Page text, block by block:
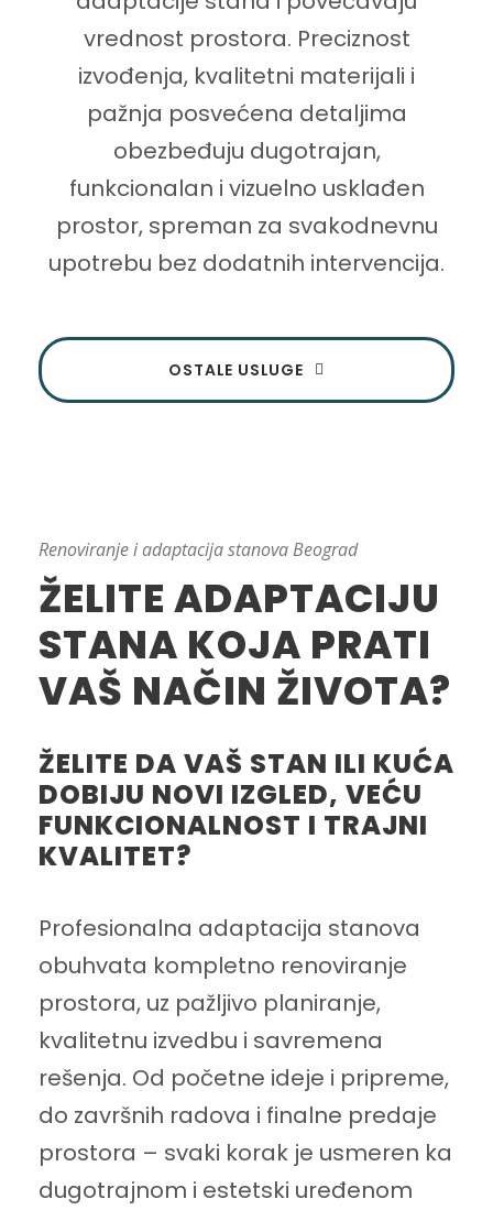
vrednost prostora. Preciznost
izvođenja, kvalitetni materijali i
pažnja posvećena detaljima
obezbeđuju dugotrajan,
funkcionalan i vizuelno usklađen
prostor, spreman za svakodnevnu
upotrebu bez dodatnih intervencija.
OSTALE USLUGE
Renoviranje i adaptacija stanova Beograd
ŽELITE ADAPTACIJU
STANA KOJA PRATI
VAŠ NAČIN ŽIVOTA?
ŽELITE DA VAŠ STAN ILI KUĆA
DOBIJU NOVI IZGLED, VEĆU
FUNKCIONALNOST I TRAJNI
KVALITET?
Profesionalna adaptacija stanova
obuhvata kompletno renoviranje
prostora, uz pažljivo planiranje,
kvalitetnu izvedbu i savremena
rešenja. Od početne ideje i pripreme,
do završnih radova i finalne predaje
prostora – svaki korak je usmeren ka
dugotrajnom i estetski uređenom